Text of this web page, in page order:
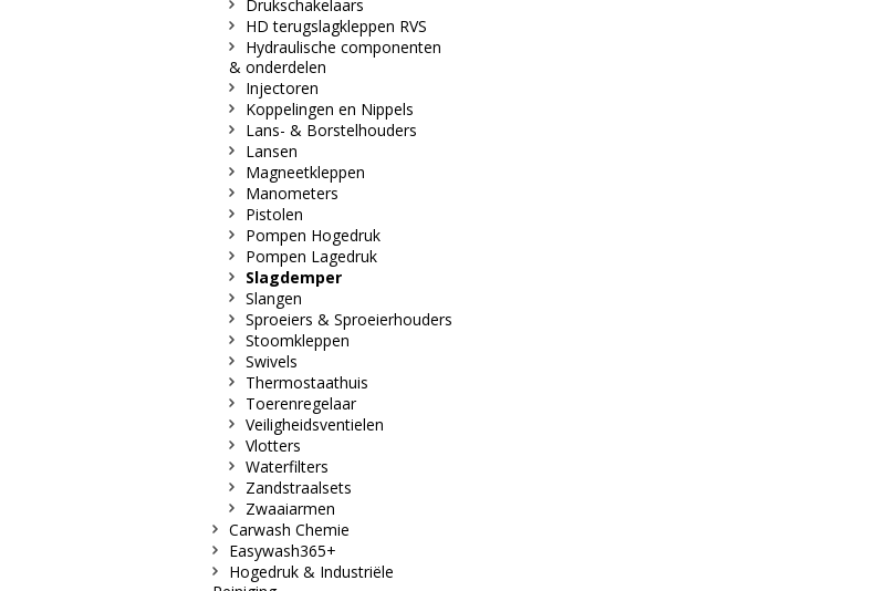
Drukschakelaars
HD terugslagkleppen RVS
Hydraulische componenten
& onderdelen
Injectoren
Koppelingen en Nippels
Lans- & Borstelhouders
Lansen
Magneetkleppen
Manometers
Pistolen
Pompen Hogedruk
Pompen Lagedruk
Slagdemper
Slangen
Sproeiers & Sproeierhouders
Stoomkleppen
Swivels
Thermostaathuis
Toerenregelaar
Veiligheidsventielen
Vlotters
Waterfilters
Zandstraalsets
Zwaaiarmen
Carwash Chemie
Easywash365+
Hogedruk & Industriële